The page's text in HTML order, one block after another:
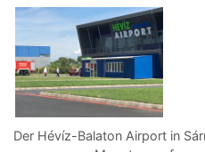
Der Hévíz-Balaton Airport in